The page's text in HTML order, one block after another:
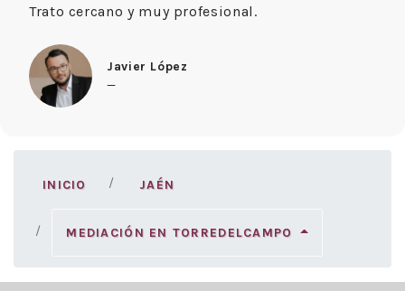
Trato cercano y muy profesional.
Javier López
—
INICIO JAÉN
MEDIACIÓN EN TORREDELCAMPO